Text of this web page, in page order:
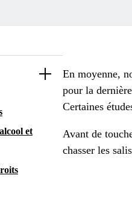
et
En moyenne,
pour la
Certaines
Avant de
chasser les